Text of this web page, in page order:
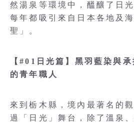
然湯泉等環境中，醞釀了日
每年都吸引來自日本各地及
聖」。
【#01日光篇】黑羽藍染與
的青年職人
來到栃木縣，境內最著名的
過「日光」舞台，除了溫泉